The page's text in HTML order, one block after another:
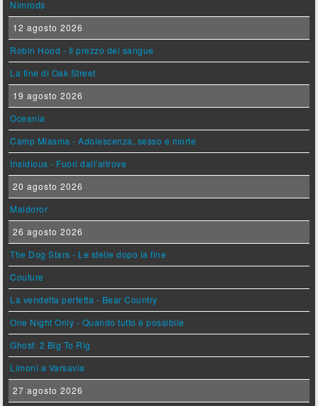
Nimrods
12 agosto 2026
Robin Hood - Il prezzo del sangue
La fine di Oak Street
19 agosto 2026
Oceania
Camp Miasma - Adolescenza, sesso e morte
Insidious - Fuori dall'altrove
20 agosto 2026
Maldoror
26 agosto 2026
The Dog Stars - Le stelle dopo la fine
Couture
La vendetta perfetta - Bear Country
One Night Only - Quando tutto è possibile
Ghost: 2 Big To Rig
Limoni a Varsavia
27 agosto 2026